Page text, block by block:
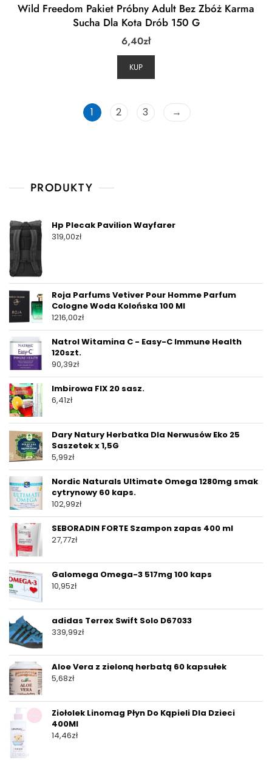
Wild Freedom Pakiet Próbny Adult Bez Zbóż Karma
Sucha Dla Kota Drób 150 G
6,40zł
KUP
1 2 3 →
PRODUKTY
Hp Plecak Pavilion Wayfarer
319,00zł
Roja Parfums Vetiver Pour Homme Parfum
Cologne Woda Kolońska 100 Ml
1216,00zł
Natrol Witamina C - Easy-C Immune Health
120szt.
90,39zł
Imbirowa FIX 20 sasz.
6,41zł
Dary Natury Herbatka Dla Nerwusów Eko 25
Saszetek x 1,5G
5,99zł
Nordic Naturals Ultimate Omega 1280mg smak
cytrynowy 60 kaps.
102,99zł
SEBORADIN FORTE Szampon zapas 400 ml
27,77zł
Galomega Omega-3 517mg 100 kaps
10,95zł
adidas Terrex Swift Solo D67033
339,99zł
Aloe Vera z zieloną herbatą 60 kapsułek
5,68zł
Ziołolek Linomag Płyn Do Kąpieli Dla Dzieci
400Ml
14,46zł